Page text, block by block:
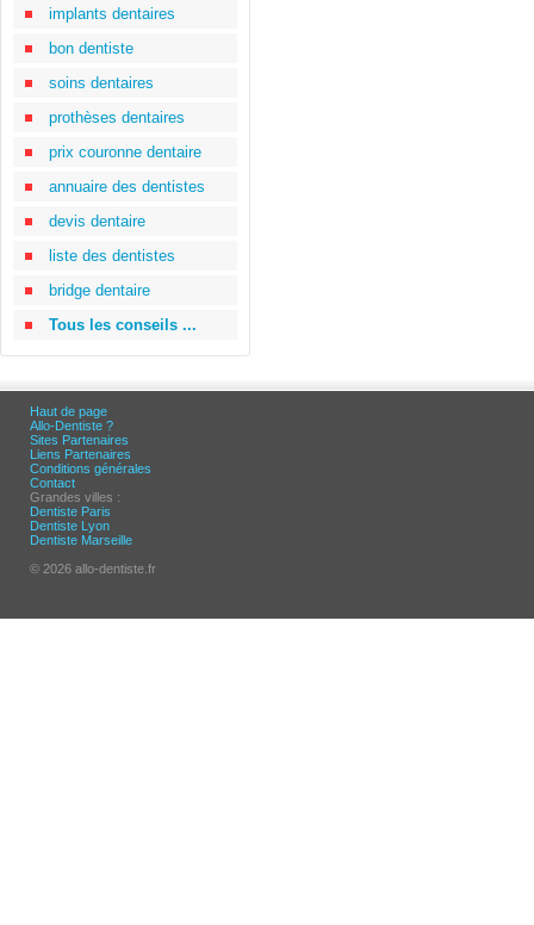
implants dentaires
bon dentiste
soins dentaires
prothèses dentaires
prix couronne dentaire
annuaire des dentistes
devis dentaire
liste des dentistes
bridge dentaire
Tous les conseils ...
Haut de page
Allo-Dentiste ?
Sites Partenaires
Liens Partenaires
Conditions générales
Contact
Grandes villes :
Dentiste Paris
Dentiste Lyon
Dentiste Marseille
© 2026 allo-dentiste.fr